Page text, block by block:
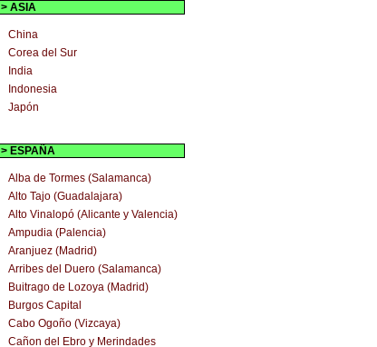
> ASIA
China
Corea del Sur
India
Indonesia
Japón
> ESPAÑA
Alba de Tormes (Salamanca)
Alto Tajo (Guadalajara)
Alto Vinalopó (Alicante y Valencia)
Ampudia (Palencia)
Aranjuez (Madrid)
Arribes del Duero (Salamanca)
Buitrago de Lozoya (Madrid)
Burgos Capital
Cabo Ogoño (Vizcaya)
Cañon del Ebro y Merindades